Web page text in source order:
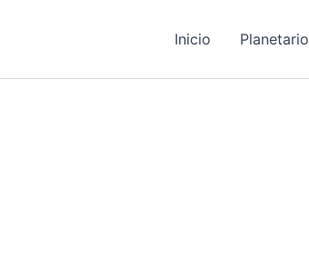
Inicio Planetario